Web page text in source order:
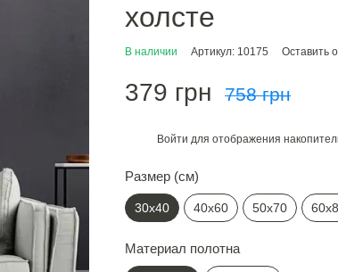
холсте
В наличии Артикул: 10175 Оставить
379 грн 758 грн
Войти для отображения
Размер (см)
30х40 40х60 50х70
Материал полотна